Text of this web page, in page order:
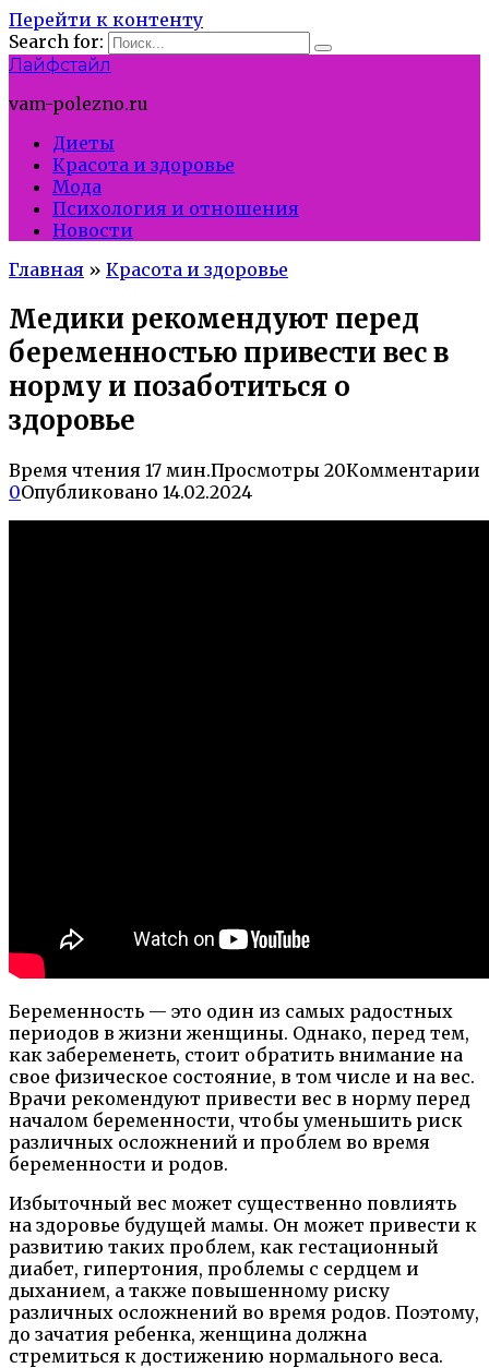
Перейти к контенту
Search for:
Лайфстайл
vam-polezno.ru
Диеты
Красота и здоровье
Мода
Психология и отношения
Новости
Главная » Красота и здоровье
Медики рекомендуют перед
беременностью привести вес в
норму и позаботиться о
здоровье
Время чтения 17 мин.Просмотры 20Комментарии
0Опубликовано 14.02.2024
Беременность — это один из самых радостных
периодов в жизни женщины. Однако, перед тем,
как забеременеть, стоит обратить внимание на
свое физическое состояние, в том числе и на вес.
Врачи рекомендуют привести вес в норму перед
началом беременности, чтобы уменьшить риск
различных осложнений и проблем во время
беременности и родов.
Избыточный вес может существенно повлиять
на здоровье будущей мамы. Он может привести к
развитию таких проблем, как гестационный
диабет, гипертония, проблемы с сердцем и
дыханием, а также повышенному риску
различных осложнений во время родов. Поэтому,
до зачатия ребенка, женщина должна
стремиться к достижению нормального веса.